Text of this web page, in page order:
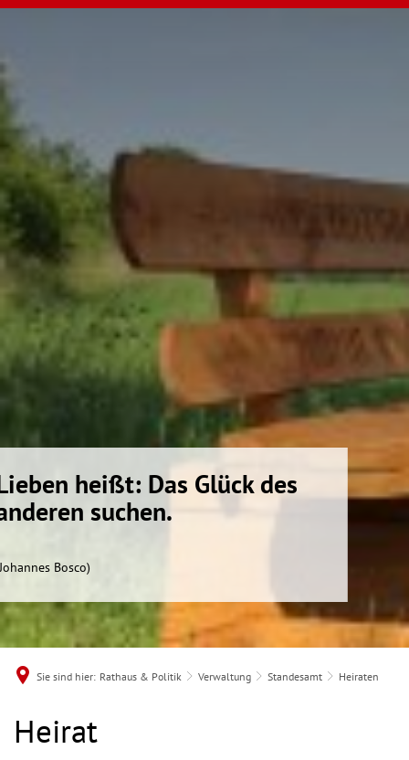
heißt: Das Glück des
suchen.
Bosco)
Sie sind hier: Rathaus & Politik Verwaltung Standesamt Heiraten
Heiraten
Heirat